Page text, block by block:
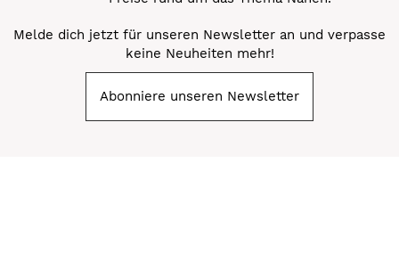
Melde dich jetzt für unseren Newsletter an und verpasse
keine Neuheiten mehr!
Abonniere unseren Newsletter